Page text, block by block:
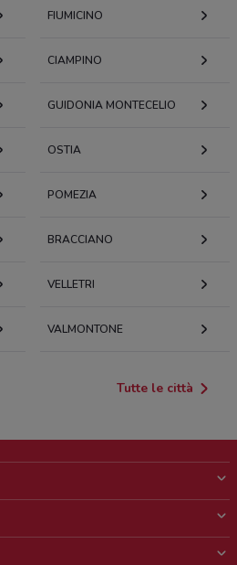
FIUMICINO
CIAMPINO
GUIDONIA MONTECELIO
OSTIA
POMEZIA
BRACCIANO
VELLETRI
VALMONTONE
Tutte le città